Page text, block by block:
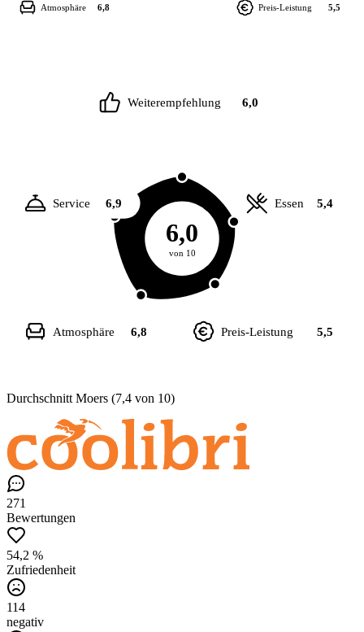
Preis-Leistung 5,5
Atmosphäre 6,8
6,0
von 10
Weiterempfehlung 6,0
Essen 5,4
Preis-Leistung 5,5
Atmosphäre 6,8
Service 6,9
Durchschnitt Moers (7,4 von 10)
271
Bewertungen
54,2 %
Zufriedenheit
114
negativ